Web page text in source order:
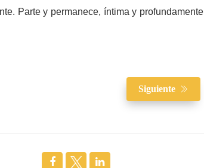
Parte y permanece, íntima y profundamente
Siguiente